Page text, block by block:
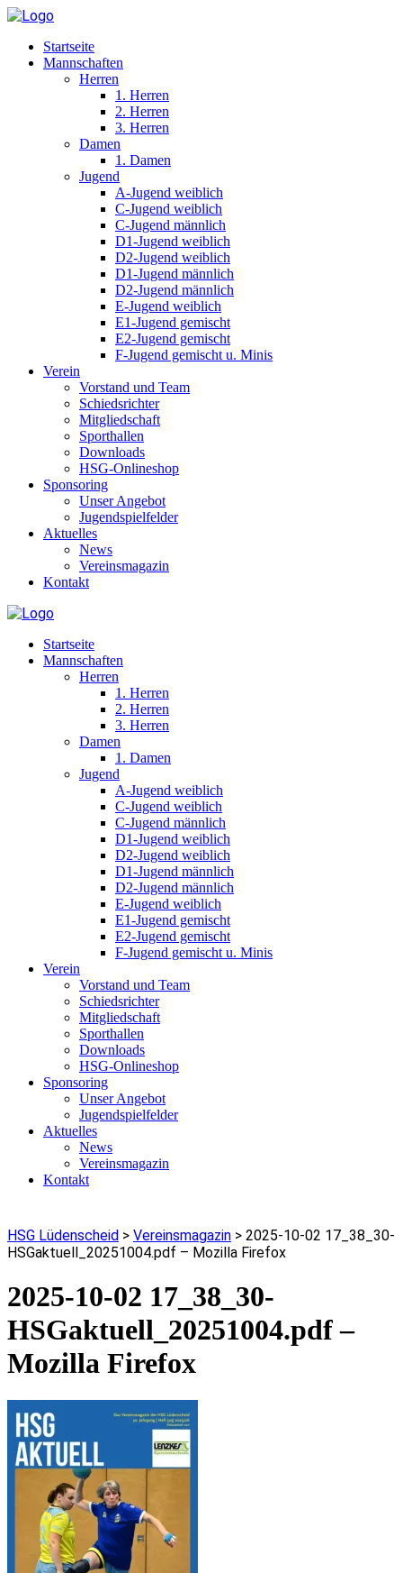
Startseite
Mannschaften
Herren
1. Herren
2. Herren
3. Herren
Damen
1. Damen
Jugend
A-Jugend weiblich
C-Jugend weiblich
C-Jugend männlich
D1-Jugend weiblich
D2-Jugend weiblich
D1-Jugend männlich
D2-Jugend männlich
E-Jugend weiblich
E1-Jugend gemischt
E2-Jugend gemischt
F-Jugend gemischt u. Minis
Verein
Vorstand und Team
Schiedsrichter
Mitgliedschaft
Sporthallen
Downloads
HSG-Onlineshop
Sponsoring
Unser Angebot
Jugendspielfelder
Aktuelles
News
Vereinsmagazin
Kontakt
Startseite
Mannschaften
Herren
1. Herren
2. Herren
3. Herren
Damen
1. Damen
Jugend
A-Jugend weiblich
C-Jugend weiblich
C-Jugend männlich
D1-Jugend weiblich
D2-Jugend weiblich
D1-Jugend männlich
D2-Jugend männlich
E-Jugend weiblich
E1-Jugend gemischt
E2-Jugend gemischt
F-Jugend gemischt u. Minis
Verein
Vorstand und Team
Schiedsrichter
Mitgliedschaft
Sporthallen
Downloads
HSG-Onlineshop
Sponsoring
Unser Angebot
Jugendspielfelder
Aktuelles
News
Vereinsmagazin
Kontakt
HSG Lüdenscheid > Vereinsmagazin > 2025-10-02 17_38_30-
HSGaktuell_20251004.pdf – Mozilla Firefox
2025-10-02 17_38_30-
HSGaktuell_20251004.pdf –
Mozilla Firefox